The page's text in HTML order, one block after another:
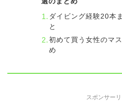
ダイビング経験20本
と
初めて買う女性のマ
め
スポンサー